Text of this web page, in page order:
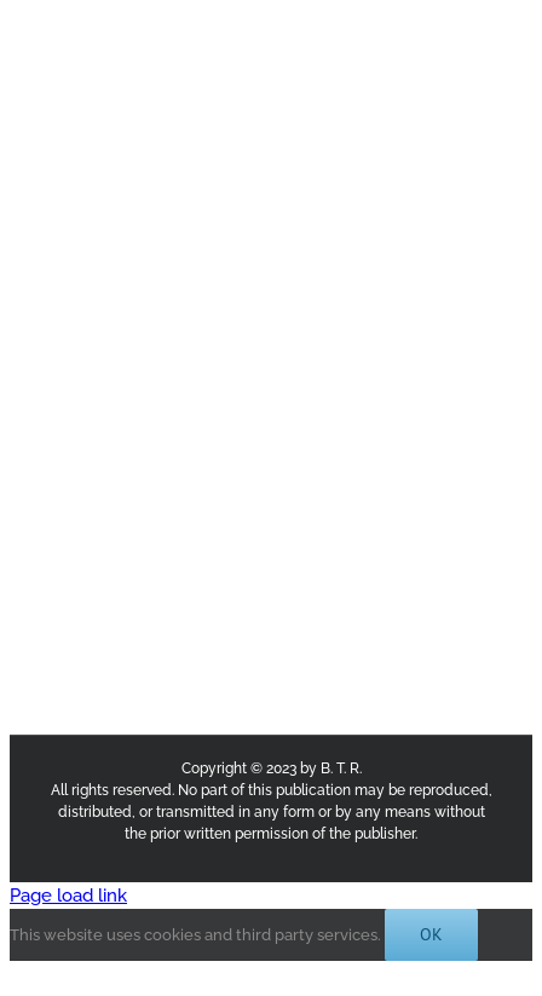
Copyright © 2023 by B. T. R.
All rights reserved. No part of this publication may be reproduced,
distributed, or transmitted in any form or by any means without
the prior written permission of the publisher.
Page load link
This website uses cookies and third party services. OK